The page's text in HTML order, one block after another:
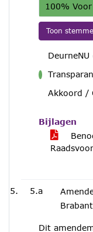
100% Voor
Toon
Akkoord /
Bijlagen
5.a
Dit